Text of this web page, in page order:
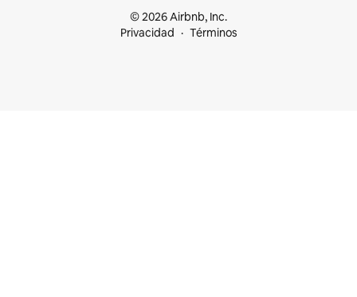
© 2026 Airbnb, Inc.
Privacidad
Términos